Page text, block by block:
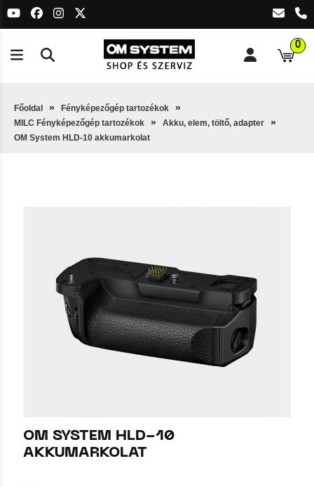
0
Főoldal
Fényképezőgép tartozékok
MILC Fényképezőgép tartozékok
Akku, elem, töltő, adapter
OM System HLD-10 akkumarkolat
OM SYSTEM HLD-10
AKKUMARKOLAT